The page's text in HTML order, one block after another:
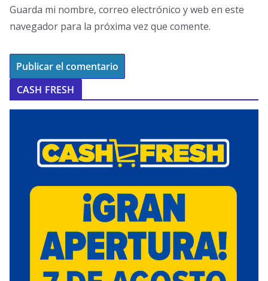
Guarda mi nombre, correo electrónico y web en este
navegador para la próxima vez que comente.
CASH FRESH